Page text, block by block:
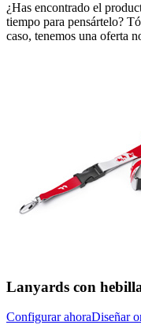
¿Has encontrado el
tiempo para pensártelo?
caso, tenemos una oferta
Lanyards con
Configurar ahoraDiseñar